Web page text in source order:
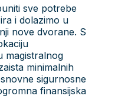
sve potrebe
i dolazimo u
nove dvorane. S
magistralnog
minimalnih
sigurnosne
finansijska